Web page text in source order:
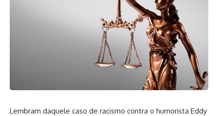
Lembram daquele caso de racismo contra o humorista Eddy